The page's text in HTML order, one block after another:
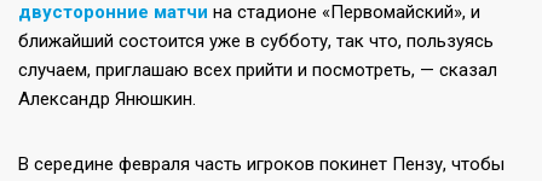
двусторонние матчи на стадионе «Первомайский», и
ближайший состоится уже в субботу, так что, пользуясь
случаем, приглашаю всех прийти и посмотреть, — сказал
Александр Янюшкин.
В середине февраля часть игроков покинет Пензу, чтобы